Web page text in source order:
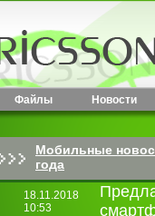
Файлы Новости
Мобильные
года
18.11.2018
10:53